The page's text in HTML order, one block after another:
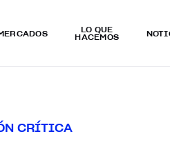
LO QUÉ
HACEMOS
N CRÍTICA